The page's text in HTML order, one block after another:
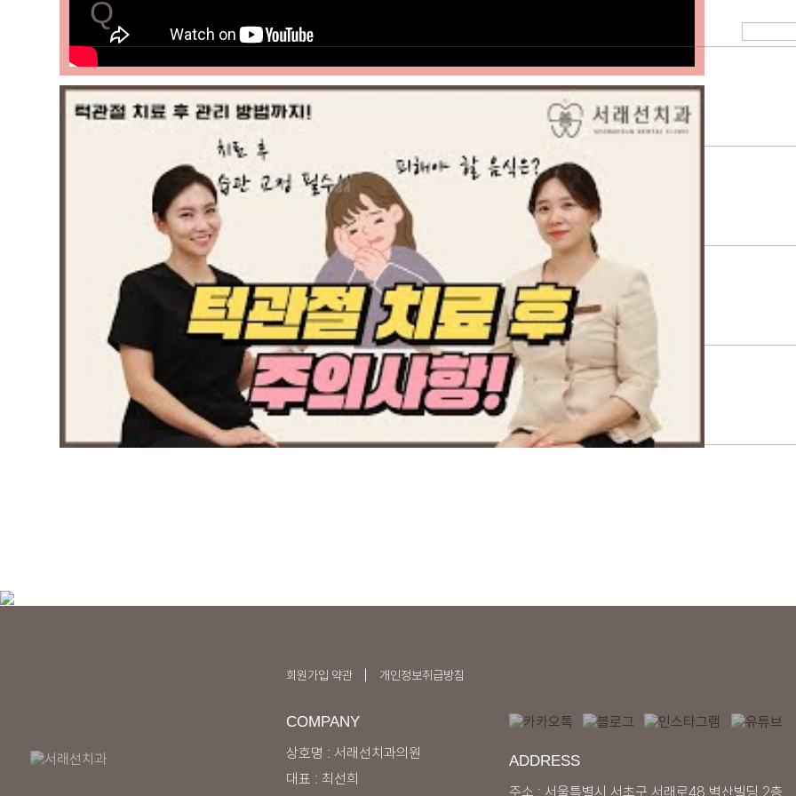
일반적으로는 외상, 스트레스, 관절 내부의 문제, 근육 또는 인대의 염증, 관절염
Q
주요 턱관절 질환의 증상으로는 통증, 턱관절의 제한된 움직임, 턱의 잘못된 위치,
턱 주변부 목, 귀, 어깨 통증, 근육 피로 등이 있습니다.
Q 턱관절 질환을 어떻게 진단하나요?
턱관절 질환은 교합 검사, 관절 상태나 뼈 조직의 이상 유무를 확인하는 방사선 사진,
MRI, 근육 긴장도를 평가하는 근전도 검사, 측두하악 장애 분석검사 등을 통해 진
턱관절 질환을 자가 관리할 수 있는 방법은 무엇인가요?
턱관절 질환을 자가 관리하기 위해서는 휴식, 온찜질, 운동법,
스트레칭, 스트레스 관리, 턱을 너무 많이 사용하지 않도록 주의하는 것 등이 있습
Q 턱관절 질환의 치료는 어떻게 이루어지나요?
턱관절 질환의 치료는 질환의 종류와 심각성에 따라 다를 수 있습니다.
치료 방법으로는 약물 치료, 물리 치료, 보톡스 등이 있습니다.
턱관절 질환을 예방할 수 있는 방법은 무엇인가요?
회원가입 약관 개인정보취급방침
COMPANY
상호명 : 서래선치과의원
대표 : 최선희
ADDRESS
주소 : 서울특별시 서초구 서래로48 벽산빌딩 2층